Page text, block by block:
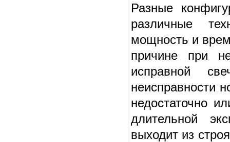
Разные
различные
мощность и
причине при
исправной
неисправности
недостаточно
длительной
выходит из